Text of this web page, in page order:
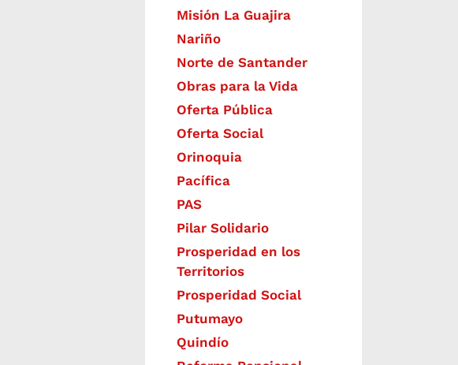
Misión La Guajira
Nariño
Norte de Santander
Obras para la Vida
Oferta Pública
Oferta Social​​
Orinoquia
Pacífica
PAS
Pilar Solidario
Prosperidad en los
Territorios
Prosperidad Social
Putumayo
Quindío